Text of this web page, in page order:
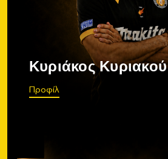
Κυριάκος Κυριακού
Προφίλ